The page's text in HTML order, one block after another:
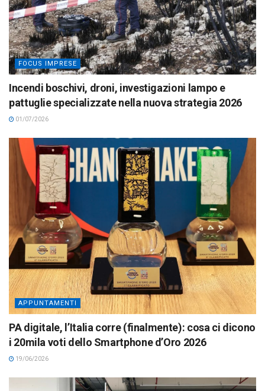
FOCUS IMPRESE
Incendi boschivi, droni, investigazioni lampo e
pattuglie specializzate nella nuova strategia 2026
01/07/2026
APPUNTAMENTI
PA digitale, l’Italia corre (finalmente): cosa ci dicono
i 20mila voti dello Smartphone d’Oro 2026
19/06/2026